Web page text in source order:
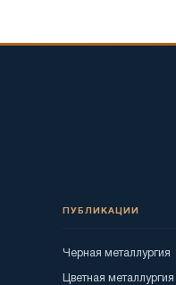
ПУБЛИКАЦИИ
Черная металлургия
Цветная металлургия